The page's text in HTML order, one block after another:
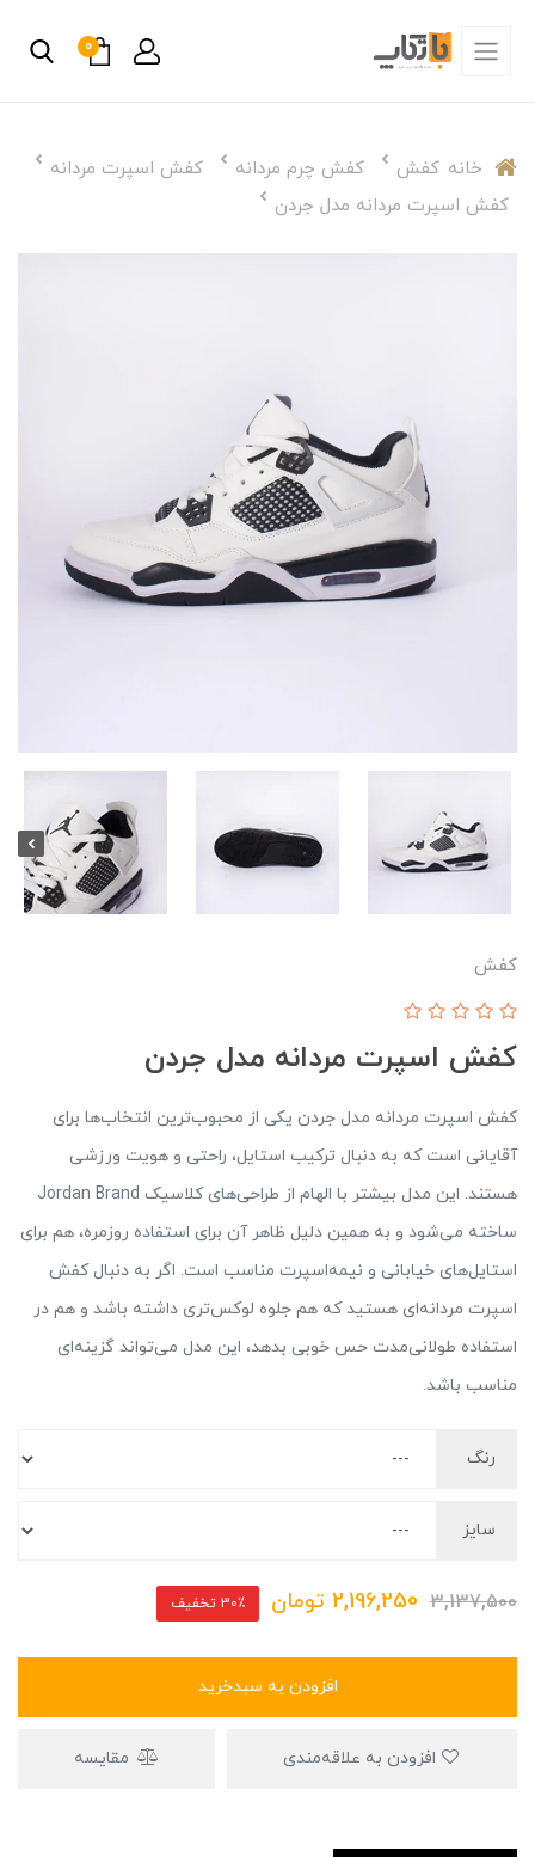
0
خانه کفش کفش چرم مردانه
کفش اسپرت مردانه
کفش اسپرت مردانه مدل جردن
کفش
کفش اسپرت مردانه مدل جردن
کفش اسپرت مردانه مدل جردن یکی از محبوب‌ترین انتخاب‌ها برای
آقایانی است که به دنبال ترکیب استایل، راحتی و هویت ورزشی
هستند. این مدل بیشتر با الهام از طراحی‌های کلاسیک Jordan Brand
ساخته می‌شود و به همین دلیل ظاهر آن برای استفاده روزمره، هم برای
استایل‌های خیابانی و نیمه‌اسپرت مناسب است. اگر به دنبال کفش
اسپرت مردانه‌ای هستید که هم جلوه لوکس‌تری داشته باشد و هم در
استفاده طولانی‌مدت حس خوبی بدهد، این مدل می‌تواند گزینه‌ای
مناسب باشد.
رنگ
سایز
3,137,500
2,196,250 تومان 30٪ تخفیف
افزودن به سبدخرید
مقایسه